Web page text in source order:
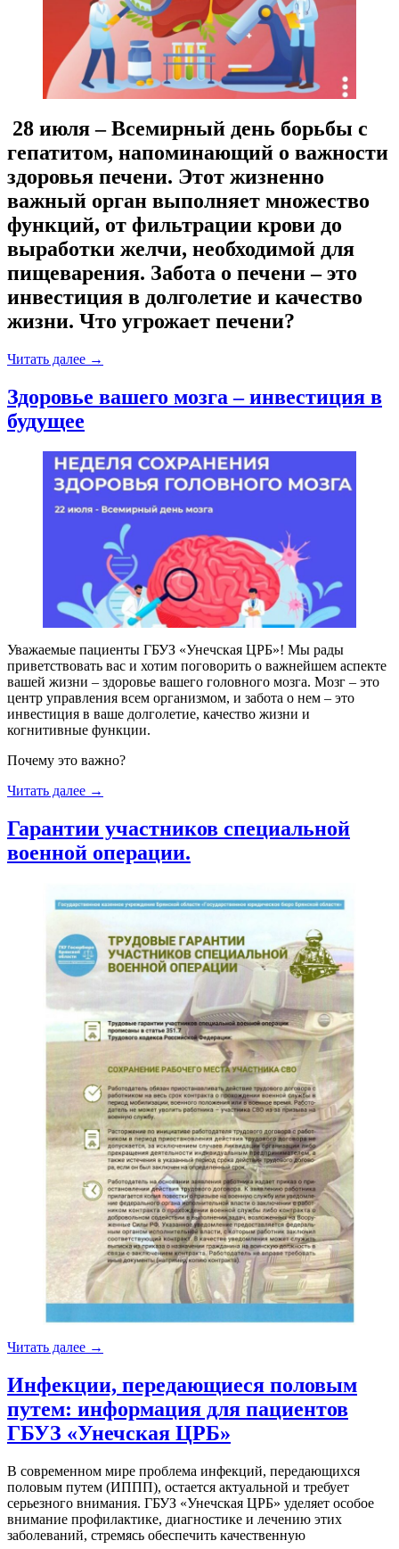
28 июля – Всемирный день борьбы с
гепатитом, напоминающий о важности
здоровья печени. Этот жизненно
важный орган выполняет множество
функций, от фильтрации крови до
выработки желчи, необходимой для
пищеварения. Забота о печени – это
инвестиция в долголетие и качество
жизни. Что угрожает печени?
Читать далее «Здоровая
счастливая
заболеваний
печени
в
преддверии
Всемирного
борьбы
гепатитом.»
→
Здоровье вашего мозга – инвестиция в
будущее
Уважаемые пациенты ГБУЗ «Унечская ЦРБ»! Мы рады
приветствовать вас и хотим поговорить о важнейшем аспекте
вашей жизни – здоровье вашего головного мозга. Мозг – это
центр управления всем организмом, и забота о нем – это
инвестиция в ваше долголетие, качество жизни и
когнитивные функции.
Почему это важно?
Читать далее «Здоровье
–
инвестиция
→
Гарантии участников специальной
военной операции.
Читать далее «Гарантии
военной
операции.»
→
Инфекции, передающиеся половым
путем: информация для пациентов
ГБУЗ «Унечская ЦРБ»
В современном мире проблема инфекций, передающихся
половым путем (ИППП), остается актуальной и требует
серьезного внимания. ГБУЗ «Унечская ЦРБ» уделяет особое
внимание профилактике, диагностике и лечению этих
заболеваний, стремясь обеспечить качественную